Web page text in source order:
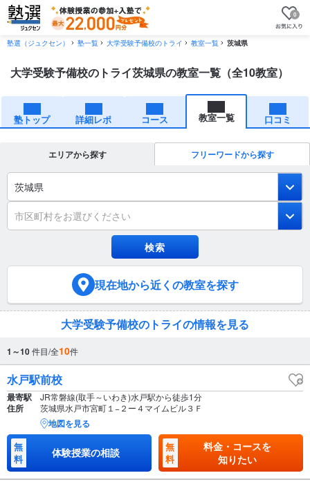
0
塾選（ジュクセン） 塾一覧 大学受験予備校のトライ 教室一覧 茨城県
大学受験予備校のトライ茨城県の教室一覧（全10教室）
塾トップ 詳細レポ コース 教室一覧 口コミ
エリアから探す フリーワードから探す
茨城県
市区町村をお選びください
現在地から近くの教室を探す
大学受験予備校のトライの情報を見る
1～10件目/全10件
水戸駅前校
最寄駅 JR常磐線(取手～いわき)水戸駅から徒歩1分
住所 茨城県水戸市宮町１−２ー４マイムビル３Ｆ
地図を見る
無
料
体験授業の相談
無
料
料金・コースを
知りたい